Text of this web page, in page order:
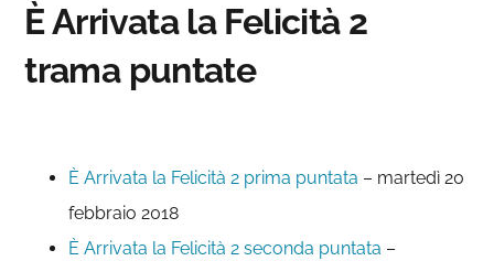
È Arrivata la Felicità 2
trama puntate
È Arrivata la Felicità 2 prima puntata – martedì 20
febbraio 2018
È Arrivata la Felicità 2 seconda puntata –